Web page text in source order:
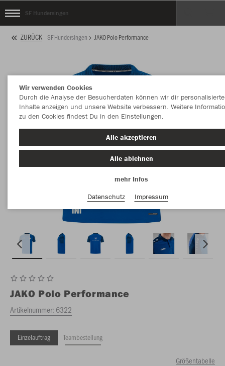
SF Hundersingen
ZURÜCK SF Hundersingen JAKO Polo Performance
JAKO Polo Performance
Artikelnummer: 6322
Einzelauftrag Teambestellung
Größentabelle
Wir verwenden Cookies
Durch die Analyse der Besucherdaten können wir dir personalisierte
Inhalte anzeigen und unsere Website verbessern. Weitere
zu den Cookies findest Du in den Einstellungen.
Alle akzeptieren
Alle ablehnen
mehr Infos
Datenschutz
Impressum